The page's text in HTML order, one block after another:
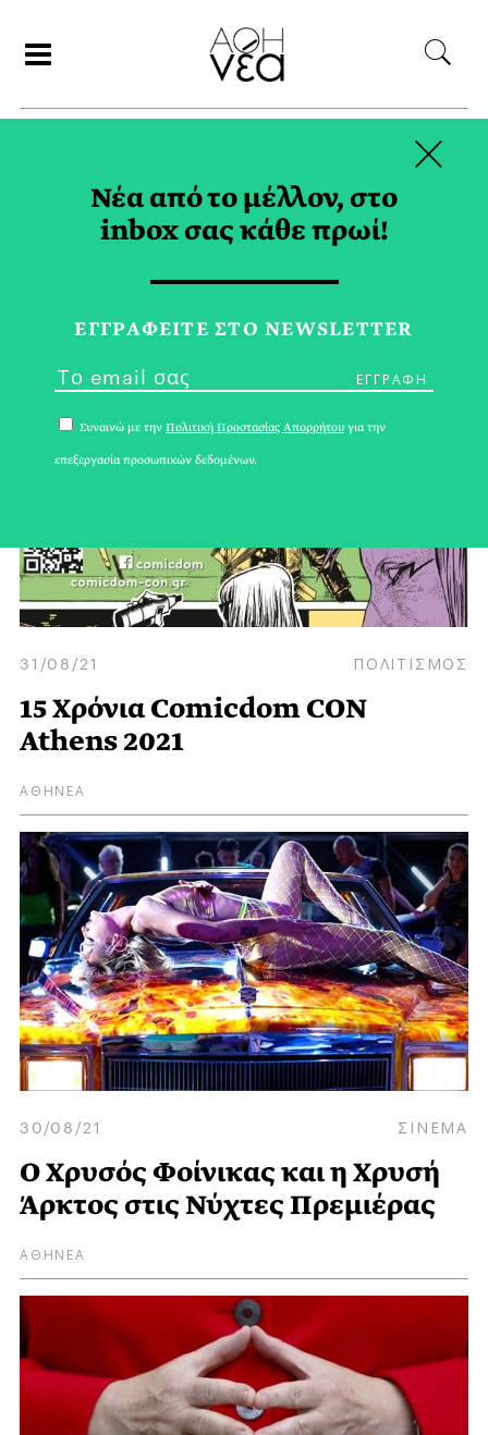
ΑΥΓΟΥΣΤΟΣ 2021
31/08/21 ΠΟΛΙΤΙΣΜΟΣ
15 Χρόνια Comicdom CON
Athens 2021
ΑΘΗΝΕΑ
30/08/21 ΣΙΝΕΜΑ
O Χρυσός Φοίνικας και η Χρυσή
Άρκτος στις Νύχτες Πρεμιέρας
ΑΘΗΝΕΑ
Νέα από το μέλλον, στο
inbox σας κάθε πρωί!
ΕΓΓPΑΦΕΙΤΕ ΣΤΟ NEWSLETTER
Συναινώ με την Πολιτική Προστασίας Απορρήτου για την
επεξεργασία προσωπικών δεδομένων.
×